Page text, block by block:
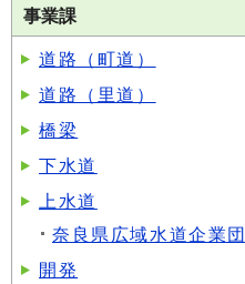
事業課
道路（町道）
道路（里道）
橋梁
下水道
上水道
奈良県広域水道企業団
開発